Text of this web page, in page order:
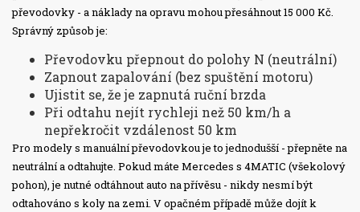
převodovky - a náklady na opravu mohou přesáhnout 15 000 Kč.
Správný způsob je:
Převodovku přepnout do polohy N (neutrální)
Zapnout zapalování (bez spuštění motoru)
Ujistit se, že je zapnutá ruční brzda
Při odtahu nejít rychleji než 50 km/h a
nepřekročit vzdálenost 50 km
Pro modely s manuální převodovkou je to jednodušší - přepněte na
neutrální a odtahujte. Pokud máte Mercedes s 4MATIC (všekolový
pohon), je nutné odtáhnout auto na přívěsu - nikdy nesmí být
odtahováno s koly na zemi. V opačném případě může dojít k